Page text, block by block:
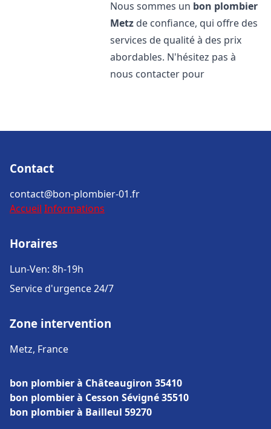
Nous sommes un bon plombier
Metz de confiance, qui offre des
services de qualité à des prix
abordables. N'hésitez pas à
nous contacter pour
Contact
contact@bon-plombier-01.fr
Accueil Informations
Horaires
Lun-Ven: 8h-19h
Service d'urgence 24/7
Zone intervention
Metz, France
bon plombier à Châteaugiron 35410
bon plombier à Cesson Sévigné 35510
bon plombier à Bailleul 59270